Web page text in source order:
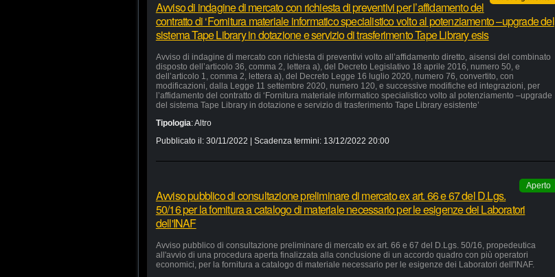
Avviso di indagine di mercato con richiesta di preventivi per l’affidamento del
contratto di ‘Fornitura materiale informatico specialistico volto al potenziamento –upgrade del
sistema Tape Library in dotazione e servizio di trasferimento Tape Library esis
Avviso di indagine di mercato con richiesta di preventivi volto all’affidamento diretto, aisensi del combinato
disposto dell’articolo 36, comma 2, lettera a), del Decreto Legislativo 18 aprile 2016, numero 50, e
dell’articolo 1, comma 2, lettera a), del Decreto Legge 16 luglio 2020, numero 76, convertito, con
modificazioni, dalla Legge 11 settembre 2020, numero 120, e successive modifiche ed integrazioni, per
l’affidamento del contratto di ‘Fornitura materiale informatico specialistico volto al potenziamento –upgrade
del sistema Tape Library in dotazione e servizio di trasferimento Tape Library esistente’
Tipologia:Altro
Pubblicato il: 30/11/2022 | Scadenza termini: 13/12/2022 20:00
Aperto
Avviso pubblico di consultazione preliminare di mercato ex art. 66 e 67 del D.Lgs.
50/16 per la fornitura a catalogo di materiale necessario per le esigenze dei Laboratori
dell'INAF
Avviso pubblico di consultazione preliminare di mercato ex art. 66 e 67 del D.Lgs. 50/16, propedeutica
all'avvio di una procedura aperta finalizzata alla conclusione di un accordo quadro con più operatori
economici, per la fornitura a catalogo di materiale necessario per le esigenze dei Laboratori dell'INAF.